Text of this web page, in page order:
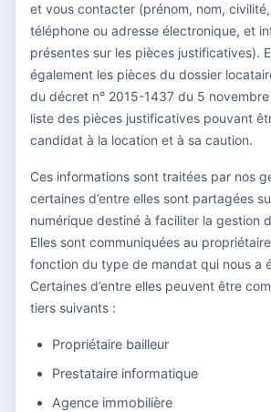
et vous contacter (prénom, nom,
téléphone ou adresse électronique, et
présentes sur les pièces justificatives).
également les pièces du dossier
du décret n° 2015-1437 du 5
liste des pièces justificatives pouvant
candidat à la location et à sa caution.
Ces informations sont traitées par nos
certaines d’entre elles sont partagées
numérique destiné à faciliter la gestion
Elles sont communiquées au
fonction du type de mandat qui nous a
Certaines d’entre elles peuvent être
tiers suivants :
Propriétaire bailleur
Prestataire informatique
Agence immobilière